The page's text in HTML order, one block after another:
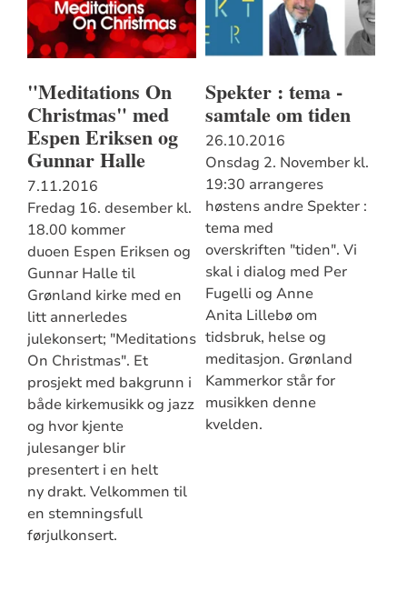
"Meditations On
Christmas" med
Espen Eriksen og
Gunnar Halle
7.11.2016
Fredag 16. desember kl.
18.00 kommer
duoen Espen Eriksen og
Gunnar Halle til
Grønland kirke med en
litt annerledes
julekonsert; "Meditations
On Christmas". Et
prosjekt med bakgrunn i
både kirkemusikk og jazz
og hvor kjente
julesanger blir
presentert i en helt
ny drakt. Velkommen til
en stemningsfull
førjulkonsert.
Spekter : tema -
samtale om tiden
26.10.2016
Onsdag 2. November kl.
19:30 arrangeres
høstens andre Spekter :
tema med
overskriften "tiden". Vi
skal i dialog med Per
Fugelli og Anne
Anita Lillebø om
tidsbruk, helse og
meditasjon. Grønland
Kammerkor står for
musikken denne
kvelden.